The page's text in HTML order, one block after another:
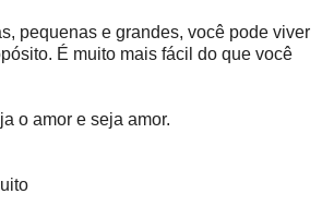
pequenas e grandes, você pode viver
É muito mais fácil do que você
o amor e seja amor.